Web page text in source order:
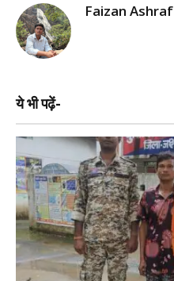
Faizan Ashraf
ये भी पढ़ें-